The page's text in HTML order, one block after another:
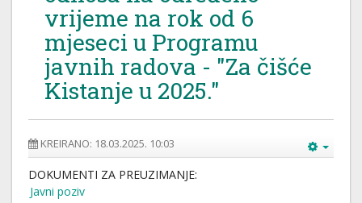
vrijeme na rok od 6
mjeseci u Programu
javnih radova - "Za čišće
Kistanje u 2025."
KREIRANO: 18.03.2025. 10:03
DOKUMENTI ZA PREUZIMANJE:
Javni poziv